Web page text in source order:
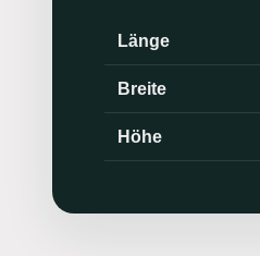
Länge
Breite
Höhe